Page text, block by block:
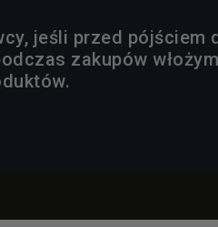
jeśli przed pójściem
zakupów